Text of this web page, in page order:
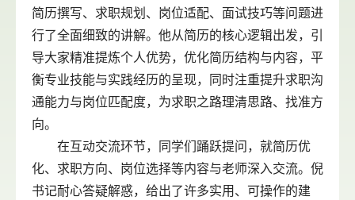
简历撰写、求职规划、岗位适配、面试技巧等问题进
行了全面细致的讲解。他从简历的核心逻辑出发，引
导大家精准提炼个人优势，优化简历结构与内容，平
衡专业技能与实践经历的呈现，同时注重提升求职沟
通能力与岗位匹配度，为求职之路理清思路、找准方
向。
在互动交流环节，同学们踊跃提问，就简历优
化、求职方向、岗位选择等内容与老师深入交流。倪
书记耐心答疑解惑，给出了许多实用、可操作的建